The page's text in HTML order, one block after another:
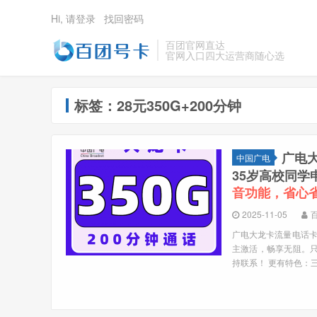
百团官网直达
官网入口四大运营商随心选
Hi, 请登录 找回密码
标签：28元350G+200分钟
中国广电
广电
35岁高校同学
音功能，省心
2025-11-05
广电大龙卡流量电话
主激活，畅享无阻。
持联系！ 更有特色：